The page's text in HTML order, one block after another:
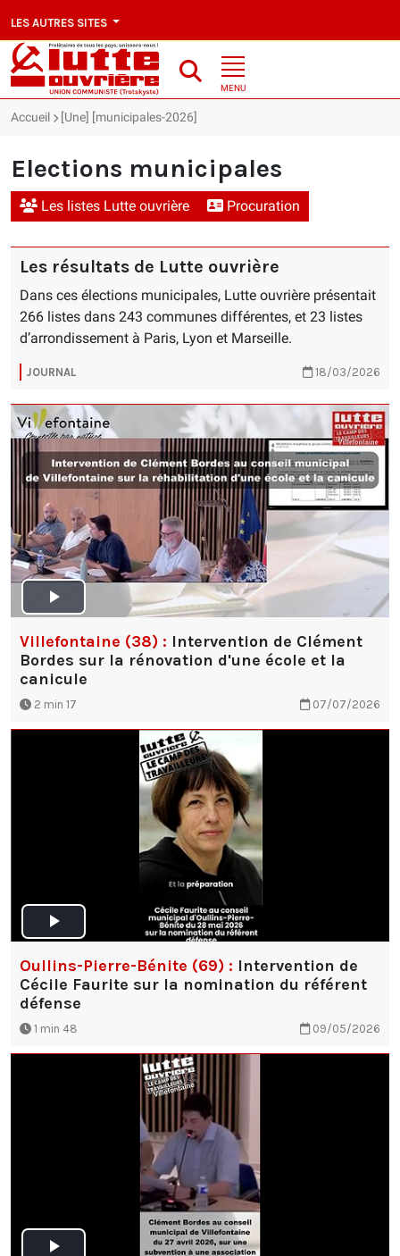
LES AUTRES SITES
MENU
Accueil [Une] [municipales-2026]
Elections municipales
Les listes Lutte ouvrière Procuration
Les résultats de Lutte ouvrière
Dans ces élections municipales, Lutte ouvrière présentait
266 listes dans 243 communes différentes, et 23 listes
d’arrondissement à Paris, Lyon et Marseille.
JOURNAL 18/03/2026
Villefontaine (38) : Intervention de Clément
Bordes sur la rénovation d'une école et la
canicule
2 min 17 07/07/2026
Oullins-Pierre-Bénite (69) : Intervention de
Cécile Faurite sur la nomination du référent
défense
1 min 48 09/05/2026